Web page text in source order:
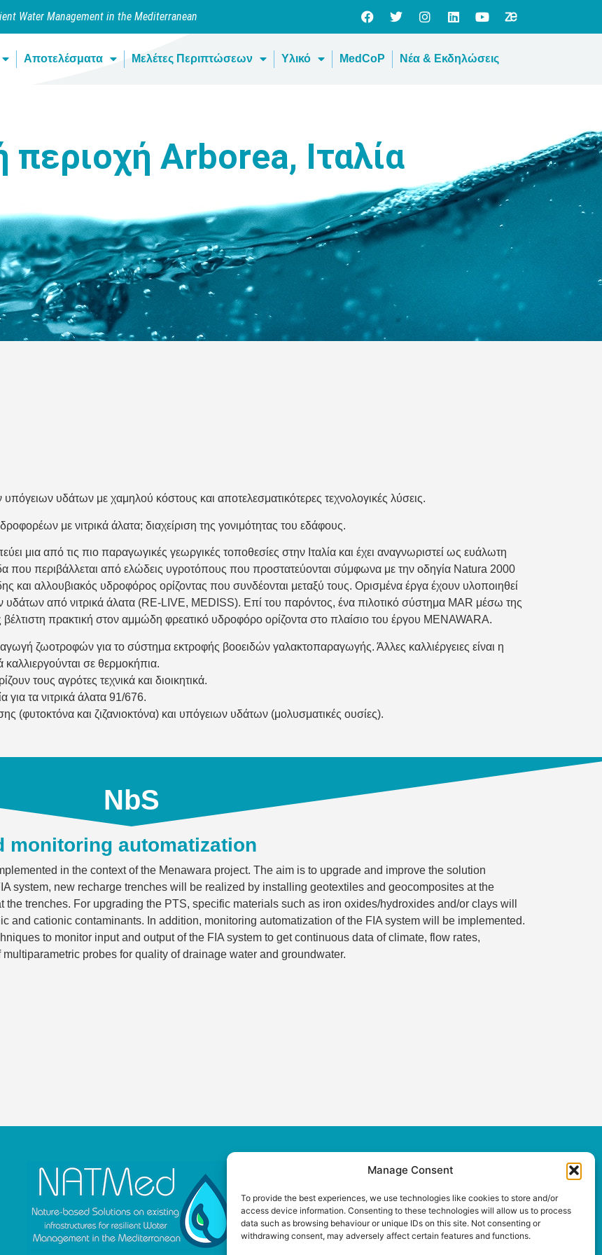
Manage Consent
To provide the best experiences, we use technologies like cookies to store and/or
access device information. Consenting to these technologies will allow us to process
data such as browsing behaviour or unique IDs on this site. Not consenting or
withdrawing consent, may adversely affect certain features and functions.
Water Management in the Mediterranean
Αποτελέσματα Μελέτες Περιπτώσεων Υλικό MedCoP Νέα & Εκδηλώσεις
περιοχή Arborea, Ιταλία
υδάτων με χαμηλού κόστους και αποτελεσματικότερες τεχνολογικές λύσεις.
με νιτρικά άλατα; διαχείριση της γονιμότητας του εδάφους.
μια από τις πιο παραγωγικές γεωργικές τοποθεσίες στην Ιταλία και έχει αναγνωριστεί ως ευάλωτη
που περιβάλλεται από ελώδεις υγροτόπους που προστατεύονται σύμφωνα με την οδηγία Natura 2000
αλλουβιακός υδροφόρος ορίζοντας που συνδέονται μεταξύ τους. Ορισμένα έργα έχουν υλοποιηθεί
από νιτρικά άλατα (RE-LIVE, MEDISS). Επί του παρόντος, ένα πιλοτικό σύστημα MAR μέσω της
πρακτική στον αμμώδη φρεατικό υδροφόρο ορίζοντα στο πλαίσιο του έργου MENAWARA.
ζωοτροφών για το σύστημα εκτροφής βοοειδών γαλακτοπαραγωγής. Άλλες καλλιέργειες είναι η
καλλιεργούνται σε θερμοκήπια.
τους αγρότες τεχνικά και διοικητικά.
τα νιτρικά άλατα 91/676.
(φυτοκτόνα και ζιζανιοκτόνα) και υπόγειων υδάτων (μολυσματικές ουσίες).
NbS
monitoring automatization
in the context of the Menawara project. The aim is to upgrade and improve the solution
system, new recharge trenches will be realized by installing geotextiles and geocomposites at the
trenches. For upgrading the PTS, specific materials such as iron oxides/hydroxides and/or clays will
and cationic contaminants. In addition, monitoring automatization of the FIA system will be implemented.
to monitor input and output of the FIA system to get continuous data of climate, flow rates,
probes for quality of drainage water and groundwater.
This project has received funding from the European
Union’s PRIMA Research and innovation programme
under Grant Agreement No 2221.